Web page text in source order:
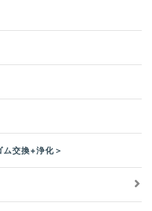
ム交換+浄化＞